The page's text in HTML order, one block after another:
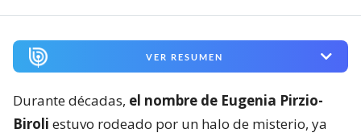
VER RESUMEN
Durante décadas, el nombre de Eugenia Pirzio-
Biroli estuvo rodeado por un halo de misterio, ya